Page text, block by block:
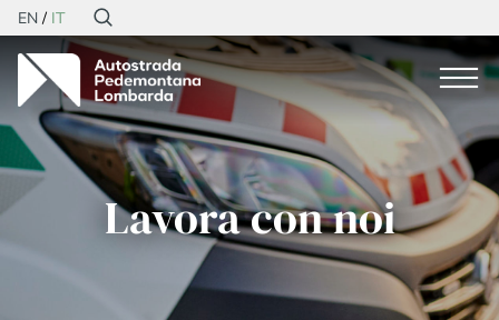
EN IT
Lavora con noi